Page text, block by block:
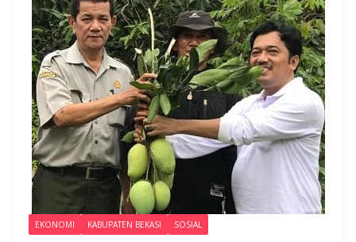
EKONOMI KABUPATEN BEKASI SOSIAL